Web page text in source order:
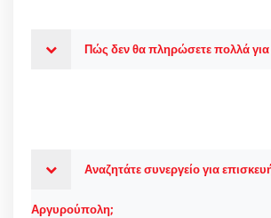
Πώς δεν θα πληρώσετε πολλά για
Αναζητάτε συνεργείο για
Αργυρούπολη;